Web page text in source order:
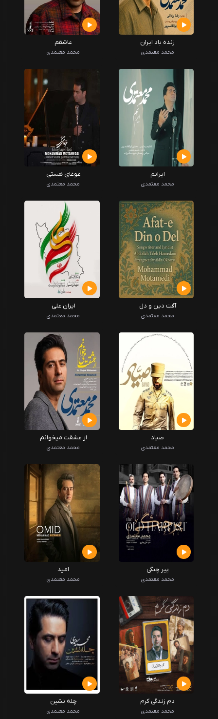
زنده باد ایران
محمد معتمدی
عاشقم
محمد معتمدی
ایرانم
محمد معتمدی
غوغای هستی
محمد معتمدی
آفت دین و دل
محمد معتمدی
ایران علی
محمد معتمدی
صیاد
محمد معتمدی
از عشقت میخوانم
محمد معتمدی
پیر چنگی
محمد معتمدی
امید
محمد معتمدی
دم زندگی کرم
محمد معتمدی
چله نشین
محمد معتمدی